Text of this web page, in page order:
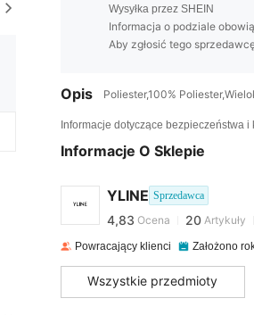
Wysyłka przez SHEIN
Informacja o podziale
Aby zgłosić tego
Opis Poliester,100%
Informacje dotyczące bezpieczeństwa i
Informacje O Sklepie
YLINE Sprzedawca
4,83 Ocena 20 Artykuły
4,83 20
Powracający klienci Założono
Wszystkie przedmioty